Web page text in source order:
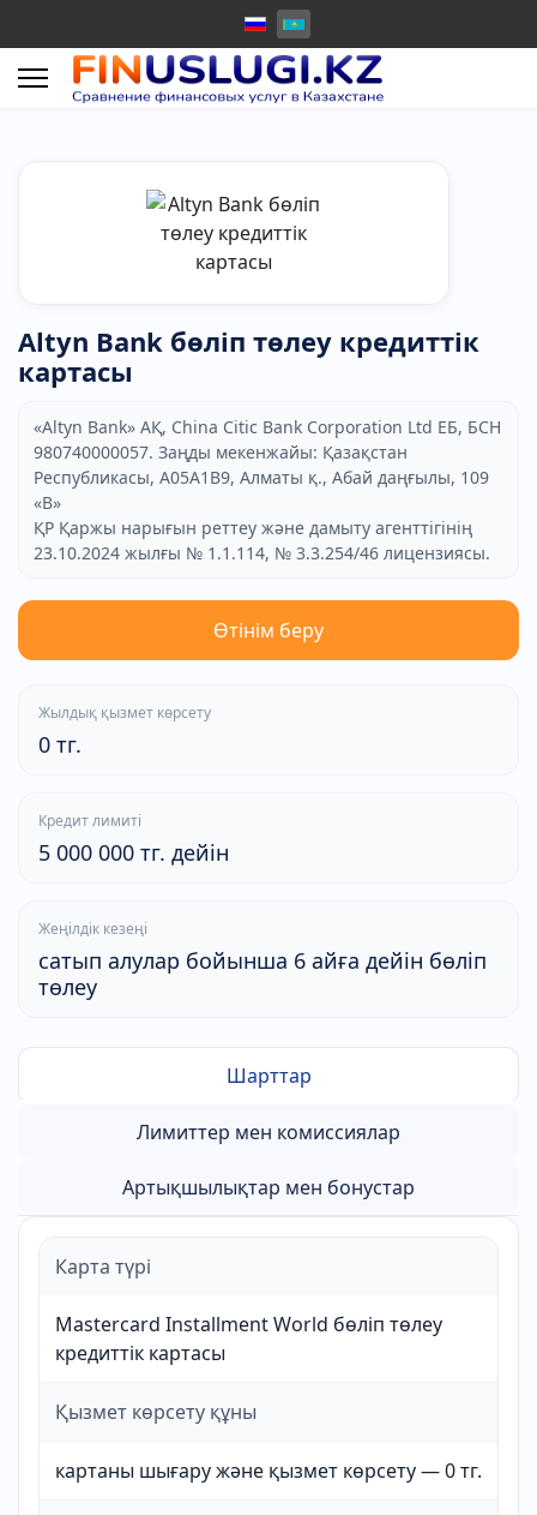
Altyn Bank бөліп төлеу кредиттік
картасы
«Altyn Bank» АҚ, China Citic Bank Corporation Ltd ЕБ, БСН
980740000057. Заңды мекенжайы: Қазақстан
Республикасы, A05A1B9, Алматы қ., Абай даңғылы, 109
«В»
ҚР Қаржы нарығын реттеу және дамыту агенттігінің
23.10.2024 жылғы № 1.1.114, № 3.3.254/46 лицензиясы.
Өтінім беру
Жылдық қызмет көрсету
0 тг.
Кредит лимиті
5 000 000 тг. дейін
Жеңілдік кезеңі
сатып алулар бойынша 6 айға дейін бөліп
төлеу
Шарттар
Лимиттер мен комиссиялар
Артықшылықтар мен бонустар
Карта түрі
Mastercard Installment World бөліп төлеу
кредиттік картасы
Қызмет көрсету құны
картаны шығару және қызмет көрсету — 0 тг.